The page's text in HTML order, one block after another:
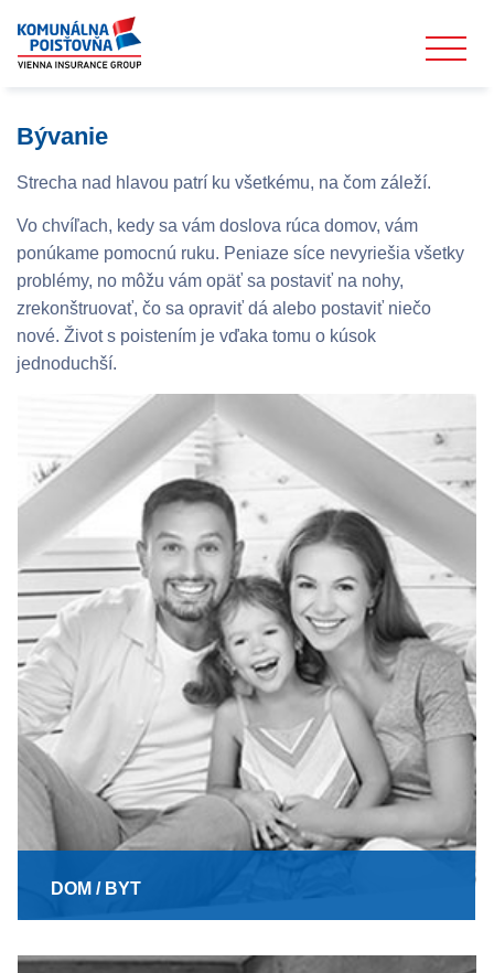
Bývanie
Strecha nad hlavou patrí ku všetkému, na čom záleží.
Vo chvíľach, kedy sa vám doslova rúca domov, vám
ponúkame pomocnú ruku. Peniaze síce nevyriešia všetky
problémy, no môžu vám opäť sa postaviť na nohy,
zrekonštruovať, čo sa opraviť dá alebo postaviť niečo
nové. Život s poistením je vďaka tomu o kúsok
jednoduchší.
DOM / BYT